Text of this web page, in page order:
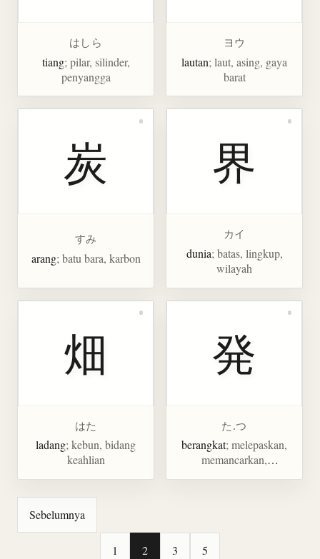
はしら
tiang; pilar, silinder,
penyangga
ヨウ
lautan; laut, asing, gaya
barat
炭
すみ
arang; batu bara, karbon
界
カイ
dunia; batas, lingkup,
wilayah
畑
はた
ladang; kebun, bidang
keahlian
発
た.つ
berangkat; melepaskan,
memancarkan,
Sebelumnya
1 2 3 5